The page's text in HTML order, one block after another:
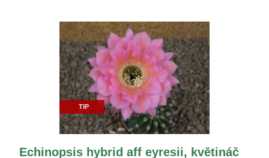
TIP
Echinopsis hybrid aff eyresii, květináč